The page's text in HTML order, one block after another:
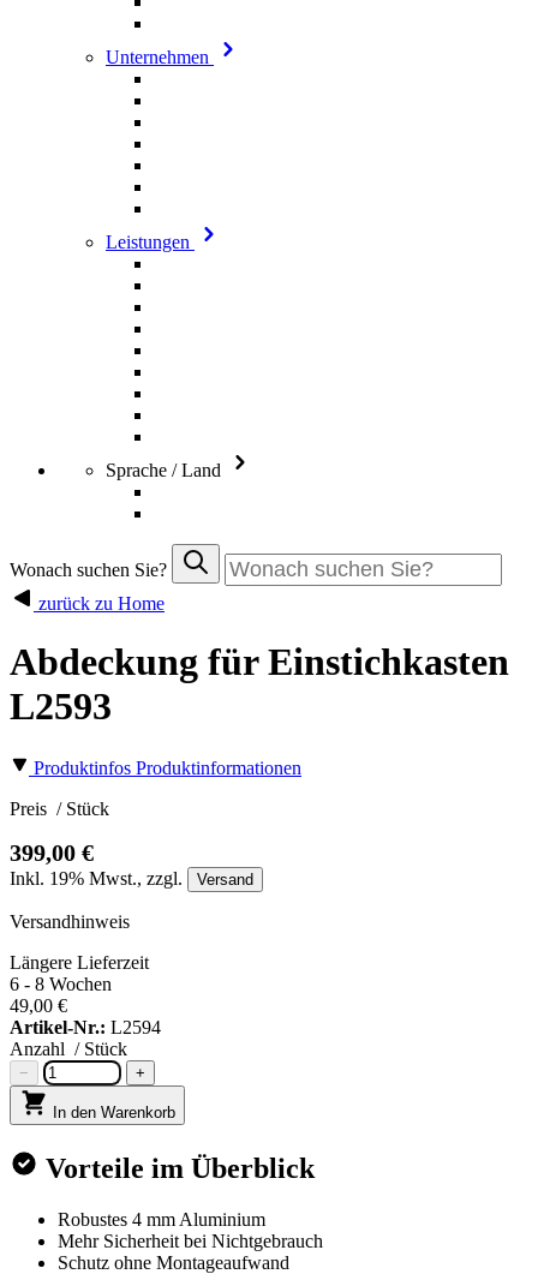
Unternehmen
Leistungen
Sprache / Land
Wonach suchen Sie?
zurück zu Home
Abdeckung für Einstichkasten
L2593
Produktinfos Produktinformationen
Preis / Stück
399,00 €
Inkl. 19% Mwst., zzgl. Versand
Versandhinweis
Längere Lieferzeit
6 - 8 Wochen
49,00 €
Artikel-Nr.: L2594
Anzahl / Stück
− +
In den Warenkorb
Vorteile im Überblick
Robustes 4 mm Aluminium
Mehr Sicherheit bei Nichtgebrauch
Schutz ohne Montageaufwand